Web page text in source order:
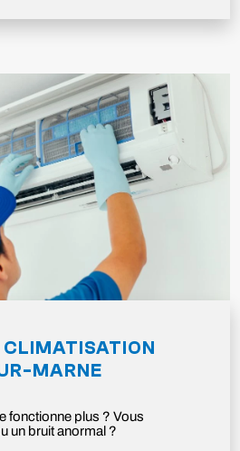
CLIMATISATION
MARNE
fonctionne plus ? Vous
un bruit anormal ?